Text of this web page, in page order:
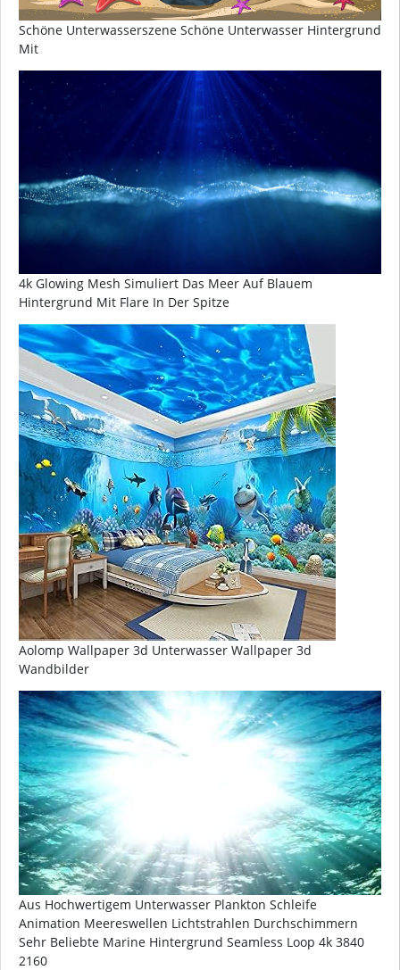
Schöne Unterwasserszene Schöne Unterwasser Hintergrund
Mit
4k Glowing Mesh Simuliert Das Meer Auf Blauem
Hintergrund Mit Flare In Der Spitze
Aolomp Wallpaper 3d Unterwasser Wallpaper 3d
Wandbilder
Aus Hochwertigem Unterwasser Plankton Schleife
Animation Meereswellen Lichtstrahlen Durchschimmern
Sehr Beliebte Marine Hintergrund Seamless Loop 4k 3840
2160